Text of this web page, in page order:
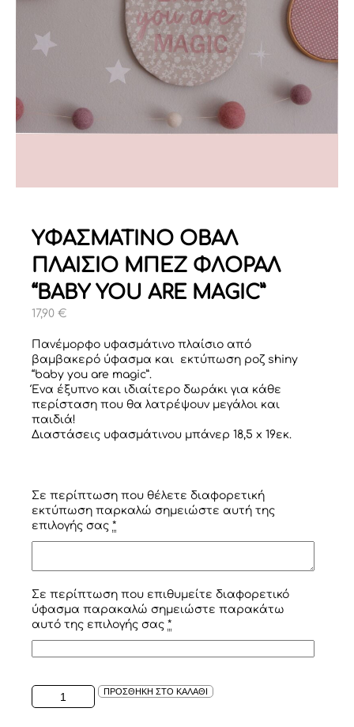
ΥΦΑΣΜΑΤΙΝΟ ΟΒΑΛ
ΠΛΑΙΣΙΟ ΜΠΕΖ ΦΛΟΡΑΛ
“BABY YOU ARE MAGIC”
17,90 €
Πανέμορφο υφασμάτινο πλαίσιο από
βαμβακερό ύφασμα και εκτύπωση ροζ shiny
“baby you are magic”.
Ένα έξυπνο και ιδιαίτερο δωράκι για κάθε
περίσταση που θα λατρέψουν μεγάλοι και
παιδιά!
Διαστάσεις υφασμάτινου μπάνερ 18,5 x 19εκ.
Σε περίπτωση που θέλετε διαφορετική
εκτύπωση παρκαλώ σημειώστε αυτή της
επιλογής σας *
Σε περίπτωση που επιθυμείτε διαφορετικό
ύφασμα παρακαλώ σημειώστε παρακάτω
αυτό της επιλογής σας *
ΥΦΑΣΜΑΤΙΝΟ
ΟΒΑΛ
ΠΡΟΣΘΗΚΗ ΣΤΟ ΚΑΛΑΘΙ